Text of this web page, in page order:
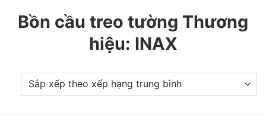
Bồn cầu treo tường Thương
hiệu: INAX